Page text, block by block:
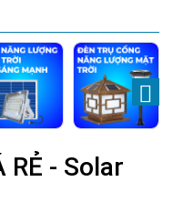
RẺ - Solar